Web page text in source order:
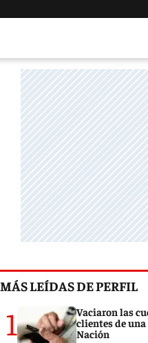
MÁS LEÍDAS DE PERFIL
1
Vaciaron las
clientes de
Nación